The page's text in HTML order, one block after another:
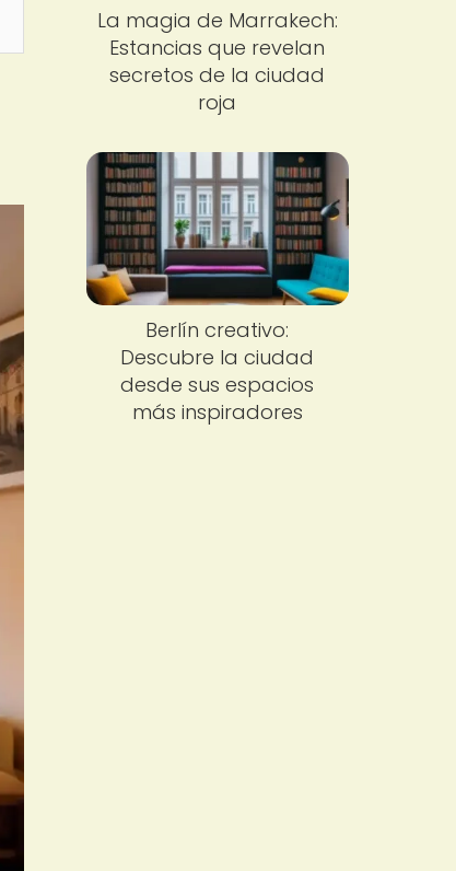
La magia de Marrakech:
Estancias que revelan
secretos de la ciudad
roja
Berlín creativo:
Descubre la ciudad
desde sus espacios
más inspiradores